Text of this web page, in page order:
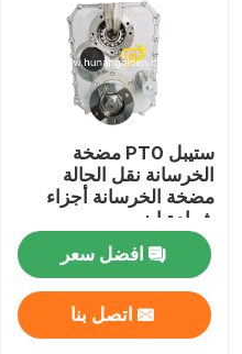
ستيبل PTO مضخة
الخرسانة نقل الحالة
مضخة الخرسانة أجزاء
شهادة ايزو
افضل سعر
اتصل بنا